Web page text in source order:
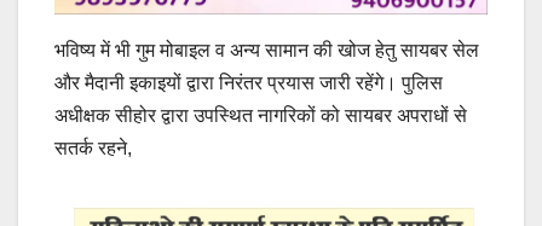
भविष्य में भी गुम मोबाइल व अन्य सामान की खोज हेतु सायबर सेल
और मैदानी इकाइयों द्वारा निरंतर प्रयास जारी रहेंगे। पुलिस
अधीक्षक सीहोर द्वारा उपस्थित नागरिकों को सायबर अपराधों से
सतर्क रहने,